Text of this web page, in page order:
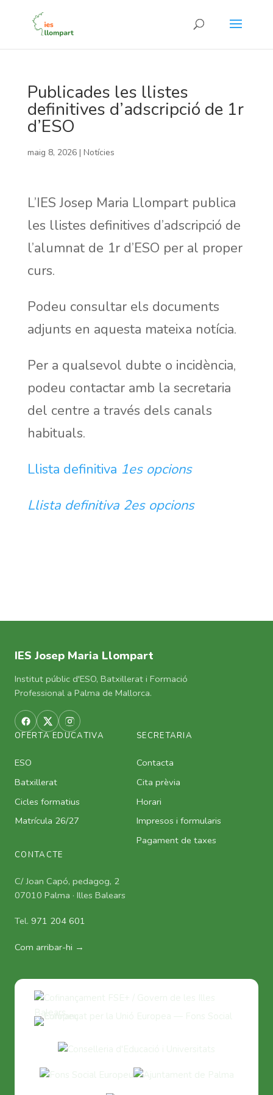
Publicades les llistes
definitives d’adscripció de 1r
d’ESO
maig 8, 2026| Notícies
L’IES Josep Maria Llompart publica
les llistes definitives d’adscripció de
l’alumnat de 1r d’ESO per al proper
curs.
Podeu consultar els documents
adjunts en aquesta mateixa notícia.
Per a qualsevol dubte o incidència,
podeu contactar amb la secretaria
del centre a través dels canals
habituals.
Llista definitiva 1es opcions
Llista definitiva 2es opcions
IES Josep Maria Llompart
Institut públic d'ESO, Batxillerat i Formació
Professional a Palma de Mallorca.
OFERTA EDUCATIVA
ESO
Batxillerat
Cicles formatius
Matrícula 26/27
SECRETARIA
Contacta
Cita prèvia
Horari
Impresos i formularis
Pagament de taxes
CONTACTE
C/ Joan Capó, pedagog, 2
07010 Palma · Illes Balears
Tel. 971 204 601
Com arribar-hi →